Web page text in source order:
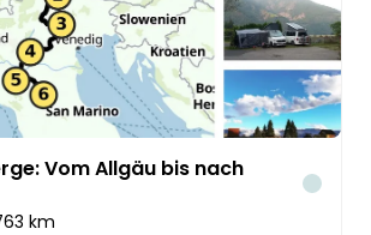
Vom Allgäu bis nach
km